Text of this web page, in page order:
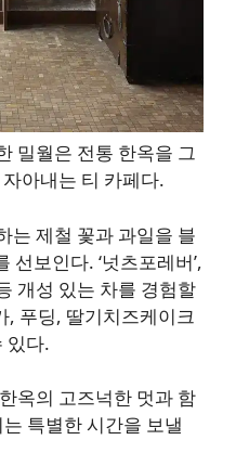
밀월은 전통 한옥을 그
아내는 티 카페다.
는 제철 꽃과 과일을 블
선보인다. ‘넛츠포레버’,
개성 있는 차를 경험할
, 푸딩, 딸기치즈케이크
있다.
옥의 고즈넉한 멋과 함
특별한 시간을 보낼